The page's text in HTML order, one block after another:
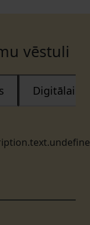
vēstuli
Digitālais